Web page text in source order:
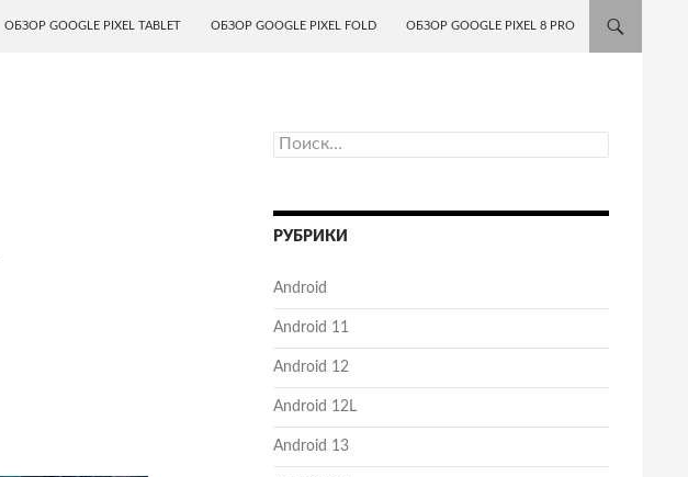
ОБЗОР GOOGLE PIXEL TABLET ОБЗОР GOOGLE PIXEL FOLD ОБЗОР GOOGLE PIXEL 8 PRO
Найти:
РУБРИКИ
Android
Android 11
Android 12
Android 12L
Android 13